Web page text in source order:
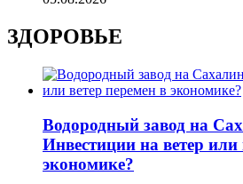
ЗДОРОВЬЕ
Водородный завод на
Инвестиции на ветер или
экономике?